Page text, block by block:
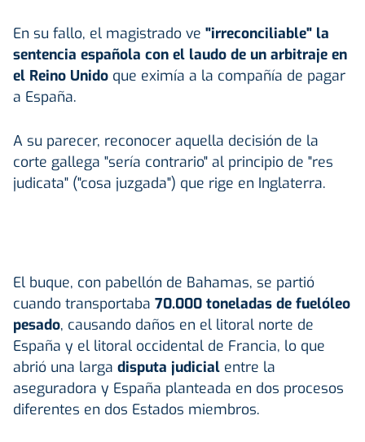
En su fallo, el magistrado ve "irreconciliable" la
sentencia española con el laudo de un arbitraje en
el Reino Unido que eximía a la compañía de pagar
a España.
A su parecer, reconocer aquella decisión de la
corte gallega "sería contrario" al principio de "res
judicata" ("cosa juzgada") que rige en Inglaterra.
El buque, con pabellón de Bahamas, se partió
cuando transportaba 70.000 toneladas de fuelóleo
pesado, causando daños en el litoral norte de
España y el litoral occidental de Francia, lo que
abrió una larga disputa judicial entre la
aseguradora y España planteada en dos procesos
diferentes en dos Estados miembros.